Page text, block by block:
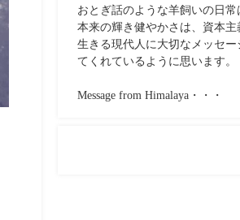
おとぎ話のような羊飼いの日常
本来の輝き健やかさは、資本主
生きる現代人に大切なメッセー
てくれているように思います。
Message from Himalaya・・・